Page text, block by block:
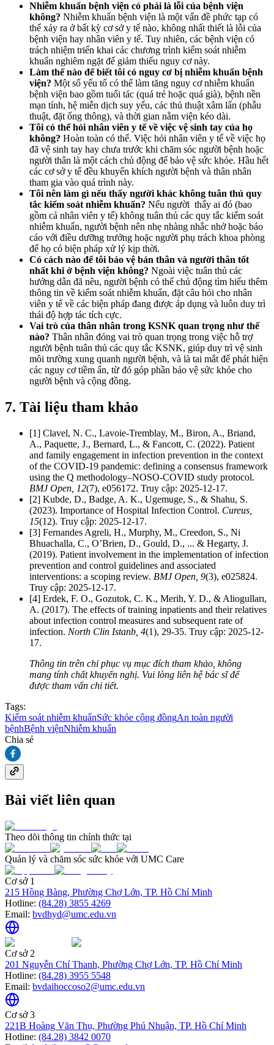
Nhiễm khuẩn bệnh viện có phải là lỗi của bệnh viện
không? Nhiễm khuẩn bệnh viện là một vấn đề phức tạp có
thể xảy ra ở bất kỳ cơ sở y tế nào, không nhất thiết là lỗi của
bệnh viện hay nhân viên y tế. Tuy nhiên, các bệnh viện có
trách nhiệm triển khai các chương trình kiểm soát nhiễm
khuẩn nghiêm ngặt để giảm thiểu nguy cơ này.
Làm thế nào để biết tôi có nguy cơ bị nhiễm khuẩn bệnh
viện? Một số yếu tố có thể làm tăng nguy cơ nhiễm khuẩn
bệnh viện bao gồm tuổi tác (quá trẻ hoặc quá già), bệnh nền
mạn tính, hệ miễn dịch suy yếu, các thủ thuật xâm lấn (phẫu
thuật, đặt ống thông), và thời gian nằm viện kéo dài.
Tôi có thể hỏi nhân viên y tế về việc vệ sinh tay của họ
không? Hoàn toàn có thể. Việc hỏi nhân viên y tế về việc họ
đã vệ sinh tay hay chưa trước khi chăm sóc người bệnh hoặc
người thân là một cách chủ động để bảo vệ sức khỏe. Hầu hết
các cơ sở y tế đều khuyến khích người bệnh và thân nhân
tham gia vào quá trình này.
Tôi nên làm gì nếu thấy người khác không tuân thủ quy
tắc kiểm soát nhiễm khuẩn? Nếu người thấy ai đó (bao
gồm cả nhân viên y tế) không tuân thủ các quy tắc kiểm soát
nhiễm khuẩn, người bệnh nên nhẹ nhàng nhắc nhở hoặc báo
cáo với điều dưỡng trưởng hoặc người phụ trách khoa phòng
để họ có biện pháp xử lý kịp thời.
Có cách nào để tôi bảo vệ bản thân và người thân tốt
nhất khi ở bệnh viện không? Ngoài việc tuân thủ các
hướng dẫn đã nêu, người bệnh có thể chủ động tìm hiểu thêm
thông tin về kiểm soát nhiễm khuẩn, đặt câu hỏi cho nhân
viên y tế về các biện pháp đang được áp dụng và luôn duy trì
thái độ hợp tác tích cực.
Vai trò của thân nhân trong KSNK quan trọng như thế
nào? Thân nhân đóng vai trò quan trọng trong việc hỗ trợ
người bệnh tuân thủ các quy tắc KSNK, giúp duy trì vệ sinh
môi trường xung quanh người bệnh, và là tai mắt để phát hiện
các nguy cơ tiềm ẩn, từ đó góp phần bảo vệ sức khỏe cho
người bệnh và cộng đồng.
7. Tài liệu tham khảo
[1] Clavel, N. C., Lavoie-Tremblay, M., Biron, A., Briand,
A., Paquette, J., Bernard, L., & Fancott, C. (2022). Patient
and family engagement in infection prevention in the context
of the COVID-19 pandemic: defining a consensus framework
using the Q methodology–NOSO-COVID study protocol.
BMJ Open, 12(7), e056172. Truy cập: 2025-12-17.
[2] Kubde, D., Badge, A. K., Ugemuge, S., & Shahu, S.
(2023). Importance of Hospital Infection Control. Cureus,
15(12). Truy cập: 2025-12-17.
[3] Fernandes Agreli, H., Murphy, M., Creedon, S., Ni
Bhuachalla, C., O’Brien, D., Gould, D., ... & Hegarty, J.
(2019). Patient involvement in the implementation of infection
prevention and control guidelines and associated
interventions: a scoping review. BMJ Open, 9(3), e025824.
Truy cập: 2025-12-17.
[4] Erdek, F. O., Gozutok, C. K., Merih, Y. D., & Aliogulları,
A. (2017). The effects of training inpatients and their relatives
about infection control measures and subsequent rate of
infection. North Clin Istanb, 4(1), 29-35. Truy cập: 2025-12-
17.
Thông tin trên chỉ phục vụ mục đích tham khảo, không
mang tính chất khuyến nghị. Vui lòng liên hệ bác sĩ để
được tham vấn chi tiết.
Tags:
Kiểm soát nhiễm khuẩnSức khỏe cộng đồngAn toàn người
bệnhBệnh việnNhiễm khuẩn
Chia sẻ
Bài viết liên quan
Theo dõi thông tin chính thức tại
Quản lý và chăm sóc sức khỏe với UMC Care
Cơ sở 1
215 Hồng Bàng, Phường Chợ Lớn, TP. Hồ Chí Minh
Hotline: (84.28) 3855 4269
Email: bvdhyd@umc.edu.vn
Cơ sở 2
201 Nguyễn Chí Thanh, Phường Chợ Lớn, TP. Hồ Chí Minh
Hotline: (84.28) 3955 5548
Email: bvdaihoccoso2@umc.edu.vn
Cơ sở 3
221B Hoàng Văn Thụ, Phường Phú Nhuận, TP. Hồ Chí Minh
Hotline: (84.28) 3842 0070